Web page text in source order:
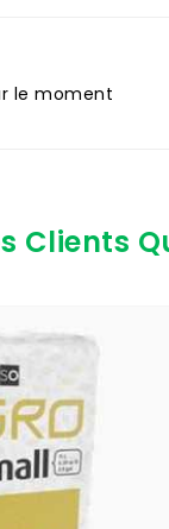
le moment
Clients